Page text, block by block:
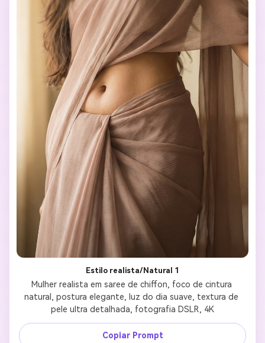
Estilo realista/Natural 1
Mulher realista em saree de chiffon, foco de cintura
natural, postura elegante, luz do dia suave, textura de
pele ultra detalhada, fotografia DSLR, 4K
Copiar Prompt